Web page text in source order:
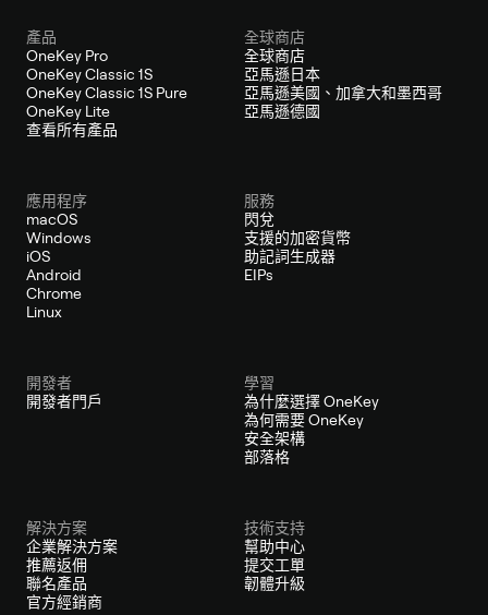
產品
OneKey Pro
OneKey Classic 1S
OneKey Classic 1S Pure
OneKey Lite
查看所有產品
全球商店
全球商店
亞馬遜日本
亞馬遜美國、加拿大和墨西哥
亞馬遜德國
應用程序
macOS
Windows
iOS
Android
Chrome
Linux
服務
閃兌
支援的加密貨幣
助記詞生成器
EIPs
開發者
開發者門戶
學習
為什麼選擇 OneKey
為何需要 OneKey
安全架構
部落格
解決方案
企業解決方案
推薦返佣
聯名產品
官方經銷商
技術支持
幫助中心
提交工單
韌體升級